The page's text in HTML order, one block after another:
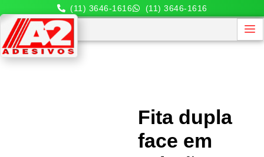
(11) 3646-1616 (11) 3646-1616
Fita dupla
face em